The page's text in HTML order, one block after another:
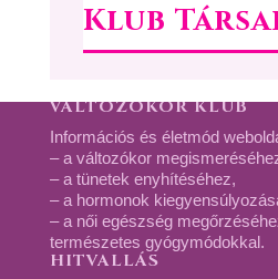
Klub
VÁLTOZÓKOR KLUB
Információs és életmód
– a változókor
– a tünetek enyhítéséhez,
– a hormonok
– a női egészség
természetes gyógymódokkal.
HITVALLÁS